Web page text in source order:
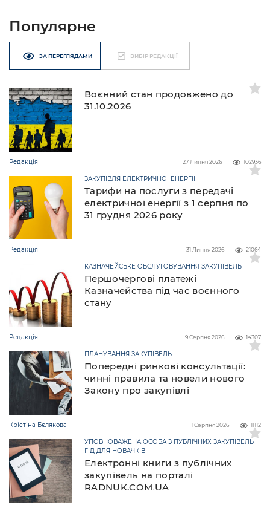
Популярне
ЗА ПЕРЕГЛЯДАМИ ВИБІР РЕДАКЦІЇ
Воєнний стан продовжено до
31.10.2026
Редакція 102936
27 Липня 2026
Тарифи на послуги з передачі
електричної енергії з 1 серпня по
31 грудня 2026 року
ЗАКУПІВЛЯ ЕЛЕКТРИЧНОЇ ЕНЕРГІЇ
Редакція 21064
31 Липня 2026
Першочергові платежі
Казначейства під час воєнного
стану
КАЗНАЧЕЙСЬКЕ ОБСЛУГОВУВАННЯ ЗАКУПІВЕЛЬ
Редакція 14307
9 Серпня 2026
Попередні ринкові консультації:
чинні правила та новели нового
Закону про закупівлі
ПЛАНУВАННЯ ЗАКУПІВЕЛЬ
Крістіна Бєлякова 11112
1 Серпня 2026
Електронні книги з публічних
закупівель на порталі
RADNUK.COM.UA
УПОВНОВАЖЕНА ОСОБА З ПУБЛІЧНИХ ЗАКУПІВЕЛЬ
ГІД ДЛЯ НОВАЧКІВ